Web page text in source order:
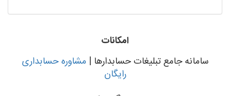
امکانات
سامانه جامع تبلیغات حسابدارها | مشاوره حسابداری
رایگان